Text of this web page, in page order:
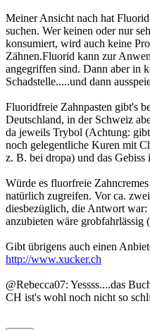
Meiner Ansicht nach hat
suchen. Wer keinen oder nur
konsumiert, wird auch keine
Zähnen.Fluorid kann zur
angegriffen sind. Dann aber in
Schadstelle.....und dann
Fluoridfreie Zahnpasten gibt's
Deutschland, in der Schweiz
da jeweils Trybol (Achtung:
noch gelegentliche Kuren mit
z. B. bei dropa) und das Gebiss
Würde es fluorfreie
natürlich zugreifen. Vor ca.
diesbezüglich, die Antwort
anzubieten wäre
Gibt übrigens auch einen
http://www.xucker.ch
@Rebecca07: Yessss....das
CH ist's wohl noch nicht so